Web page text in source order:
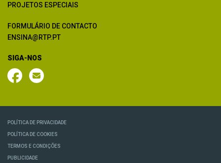
PROJETOS ESPECIAIS
FORMULÁRIO DE CONTACTO
ENSINA@RTP.PT
SIGA-NOS
POLÍTICA DE PRIVACIDADE
POLÍTICA DE COOKIES
TERMOS E CONDIÇÕES
PUBLICIDADE